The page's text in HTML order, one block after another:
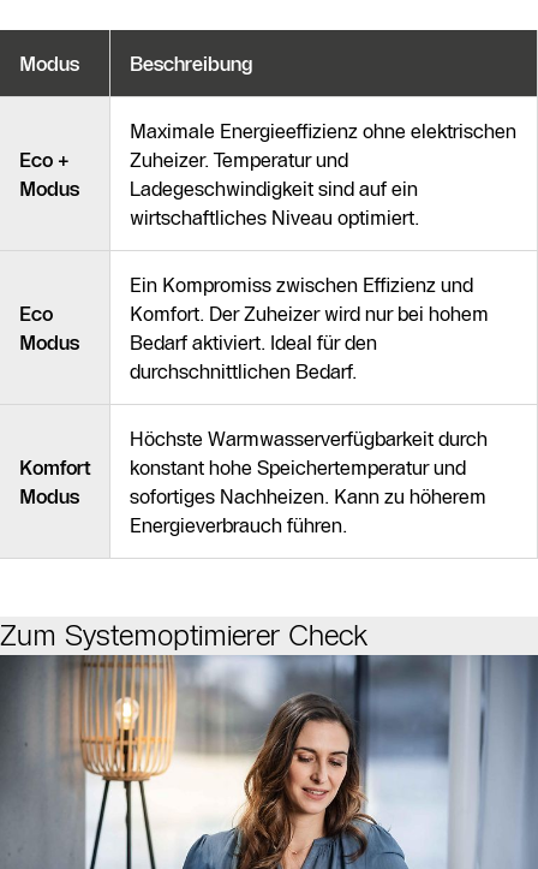
Modus Beschreibung
Eco +
Modus
Maximale Energieeffizienz ohne elektrischen
Zuheizer. Temperatur und
Ladegeschwindigkeit sind auf ein
wirtschaftliches Niveau optimiert.
Eco
Modus
Ein Kompromiss zwischen Effizienz und
Komfort. Der Zuheizer wird nur bei hohem
Bedarf aktiviert. Ideal für den
durchschnittlichen Bedarf.
Komfort
Modus
Höchste Warmwasserverfügbarkeit durch
konstant hohe Speichertemperatur und
sofortiges Nachheizen. Kann zu höherem
Energieverbrauch führen.
Zum Systemoptimierer Check